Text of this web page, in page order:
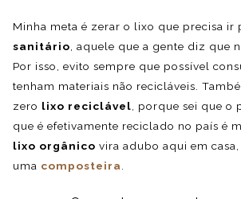
Minha meta é zerar o lixo que precisa ir
sanitário, aquele que a gente diz que
Por isso, evito sempre que possível
tenham materiais não recicláveis.
zero lixo reciclável, porque sei que o
que é efetivamente reciclado no país é
lixo orgânico vira adubo aqui em
uma composteira.